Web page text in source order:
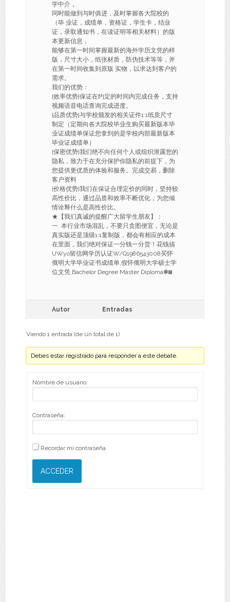
学中介，
同时能做到与时俱进，及时掌握各大院校的
（毕 业证，成绩单，资格证，学生卡，结业
证，录取通知书，在读证明等相关材料）的版
本更新信息，
能够在第一时间掌握最新的海外学历文凭的样
版，尺寸大小，纸张材质，防伪技术等等，并
在第一时间收集到原版 实物，以求达到客户的
需求。
我们的优势：
[效率优势]保证在约定的时间内完成任务，支持
视频语音电话查询完成进度。
[品质优势]与学校颁发的相关证件1:1纸质尺寸
制定（定期向各大院校毕业生购买最新版本毕
业证成绩单保证您拿到的是学校内部最新版本
毕业证成绩单）
[保密优势]我们绝不向任何个人或组织泄露您的
隐私，致力于在充分保护你隐私的前提下，为
您提供更优质的体验和服务。完成交易，删除
客户资料
[价格优势]我们在保证合理定价的同时，坚持较
高性价比，通过品质和效率不断优化，为您倾
情诠释什么是高性价比。
★【我们真诚的提醒广大留学生朋友】：
一. 本行业市场混乱，不要只贪图便宜，无论是
真实版还是顶级1:1复制版，都会有相应的成本
在里面，我们绝对保证一分钱一分货！花钱搞
UWyo留信网学历认证W/Q1986543008买怀
俄明大学毕业证书成绩单,假怀俄明大学硕士学
位文凭 Bachelor Degree Master Diploma❃◙
Autor Entradas
Viendo 1 entrada (de un total de 1)
Debes estar registrado para responder a este debate.
Nombre de usuario:
Contraseña:
Recordar mi contraseña
ACCEDER